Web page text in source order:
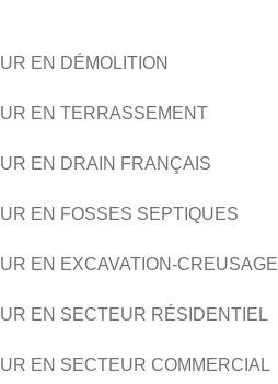
EN DÉMOLITION
EN TERRASSEMENT
EN DRAIN FRANÇAIS
EN FOSSES SEPTIQUES
EN EXCAVATION-CREUSAGE
EN SECTEUR RÉSIDENTIEL
EN SECTEUR COMMERCIAL